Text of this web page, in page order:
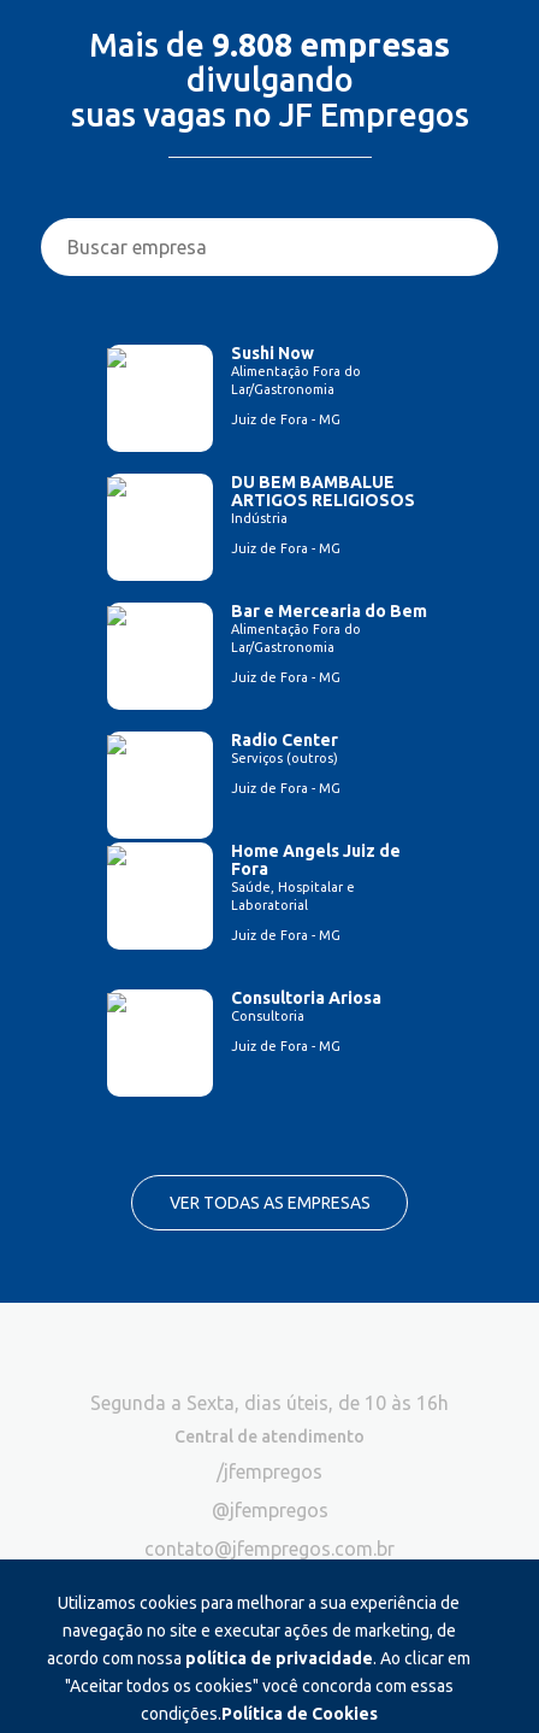
Mais de 9.808 empresas
divulgando
suas vagas no JF Empregos
Sushi Now
Alimentação Fora do
Lar/Gastronomia
Juiz de Fora - MG
DU BEM BAMBALUE
ARTIGOS RELIGIOSOS
Indústria
Juiz de Fora - MG
Bar e Mercearia do Bem
Alimentação Fora do
Lar/Gastronomia
Juiz de Fora - MG
Radio Center
Serviços (outros)
Juiz de Fora - MG
Home Angels Juiz de
Fora
Saúde, Hospitalar e
Laboratorial
Juiz de Fora - MG
Consultoria Ariosa
Consultoria
Juiz de Fora - MG
VER TODAS AS EMPRESAS
Utilizamos cookies para melhorar a sua experiência de
navegação no site e executar ações de marketing, de
acordo com nossa política de privacidade. Ao clicar em
"Aceitar todos os cookies" você concorda com essas
condições.Política de Cookies
Segunda a Sexta, dias úteis, de 10 às 16h
Central de atendimento
/jfempregos
@jfempregos
contato@jfempregos.com.br
Publicidade
*Exclusivo para atendimento via chat. Não atendemos ligações neste
canal
Produzido e administrado por: